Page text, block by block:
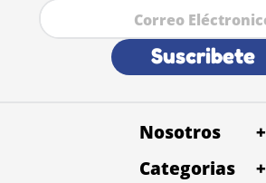
Suscribete
Nosotros
+
Quienes Somos
Categorias
+